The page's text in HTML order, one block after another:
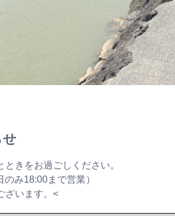
せ
きをお過ごしください。
み18:00まで営業）
ざいます。<